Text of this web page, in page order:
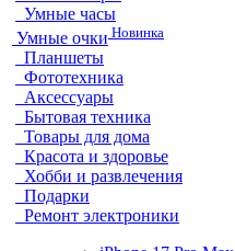
Умные часы
Умные очки Новинка
Планшеты
Фототехника
Аксессуары
Бытовая техника
Товары для дома
Красота и здоровье
Хобби и развлечения
Подарки
Ремонт электроники